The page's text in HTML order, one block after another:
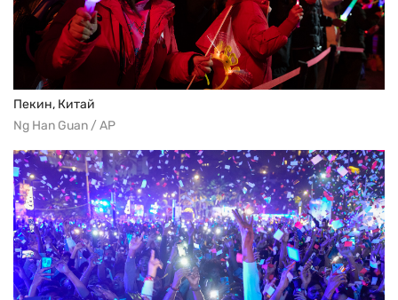
Пекин, Китай
Ng Han Guan / AP